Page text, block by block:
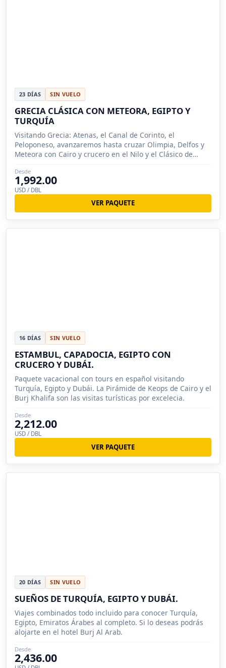
23 DÍAS SIN VUELO
GRECIA CLÁSICA CON METEORA, EGIPTO Y
TURQUÍA
Visitando Grecia: Atenas, el Canal de Corinto, el
Peloponeso, avanzaremos hasta cruzar Olimpia, Delfos y
Meteora con Cairo y crucero en el Nilo y el Clásico de
Desde
1,992.00
USD / DBL
VER PAQUETE
16 DÍAS SIN VUELO
ESTAMBUL, CAPADOCIA, EGIPTO CON
CRUCERO Y DUBÁI.
Paquete vacacional con tours en español visitando
Turquía, Egipto y Dubái. La Pirámide de Keops de Cairo y el
Burj Khalifa son las visitas turísticas por excelecia.
Desde
2,212.00
USD / DBL
VER PAQUETE
20 DÍAS SIN VUELO
SUEÑOS DE TURQUÍA, EGIPTO Y DUBÁI.
Viajes combinados todo incluido para conocer Turquía,
Egipto, Emiratos Árabes al completo. Si lo deseas podrás
alojarte en el hotel Burj Al Arab.
Desde
2,436.00